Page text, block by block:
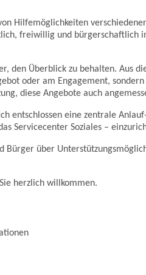
Hilfemöglichkeiten
freiwillig und bürgerschaftlich
den Überblick zu behalten. Aus
oder am Engagement,
diese Angebote auch
entschlossen eine zentrale
Servicecenter Soziales –
Bürger über
herzlich willkommen.